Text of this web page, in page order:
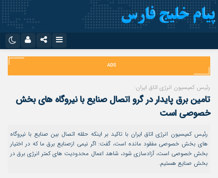
اینستاگرام
تلگرام
سروش
ایتا
آپارات
اپلیکیشن
نام کاربری یا نشانی ایمیل
رمز عبور
مرا به خاطر بسپار
رئیس کمیسیون انرژی اتاق ایران:
تامین برق پایدار در گرو اتصال صنایع با نیروگاه های بخش
خصوصی است
رئیس کمیسیون انرژی اتاق ایران با تاکید بر اینکه حلقه اتصال بین صنایع با نیروگاه
های بخش خصوصی مفقود مانده است، گفت: اگر نیمی ازصنایع برق ما که در اختیار
بخش خصوصی است، آزادسازی شود، شاهد اعمال محدودیت های کمتر انرژی برق در
بخش صنایع هستیم.